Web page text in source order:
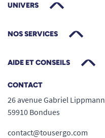
UNIVERS
NOS SERVICES
AIDE ET CONSEILS
CONTACT
26 avenue Gabriel Lippmann
59910 Bondues
contact@tousergo.com